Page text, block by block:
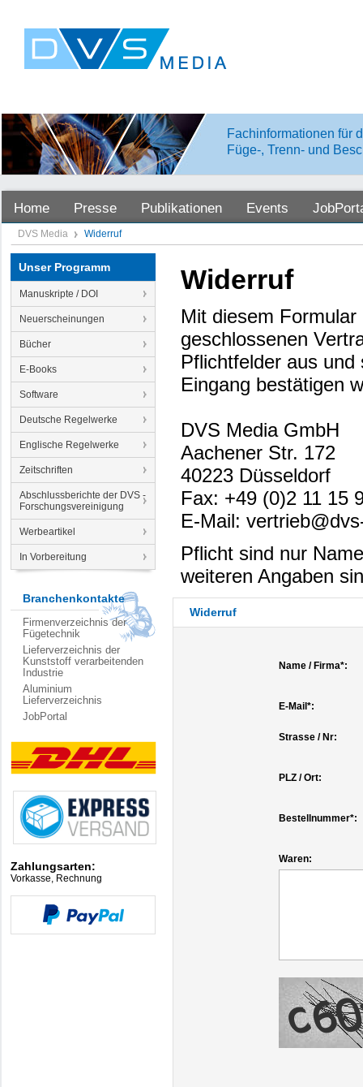
Fachinformationen für
Füge-, Trenn- und
Home Presse Publikationen Events
DVS Media Widerruf
Unser Programm
Manuskripte / DOI
Neuerscheinungen
Bücher
E-Books
Software
Deutsche Regelwerke
Englische Regelwerke
Zeitschriften
Abschlussberichte der DVS -
Forschungsvereinigung
Werbeartikel
In Vorbereitung
Branchenkontakte
Firmenverzeichnis der
Fügetechnik
Lieferverzeichnis der
Kunststoff verarbeitenden
Industrie
Aluminium
Lieferverzeichnis
JobPortal
Zahlungsarten:
Vorkasse, Rechnung
Widerruf
Mit diesem
geschlossenen
Pflichtfelder aus
Eingang bestätigen
DVS Media GmbH
Aachener Str. 172
40223 Düsseldorf
Fax: +49 (0)2 11 15
E-Mail:
Pflicht sind nur
weiteren Angaben
Widerruf
Name / Firma*:
E-Mail*:
Strasse / Nr:
PLZ / Ort:
Bestellnummer*:
Waren: